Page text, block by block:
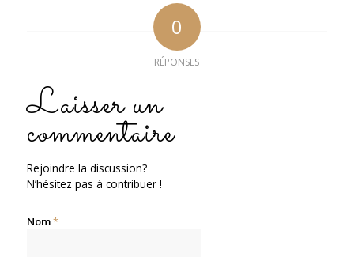
0
RÉPONSES
Laisser un
commentaire
Rejoindre la discussion?
N’hésitez pas à contribuer !
Nom*